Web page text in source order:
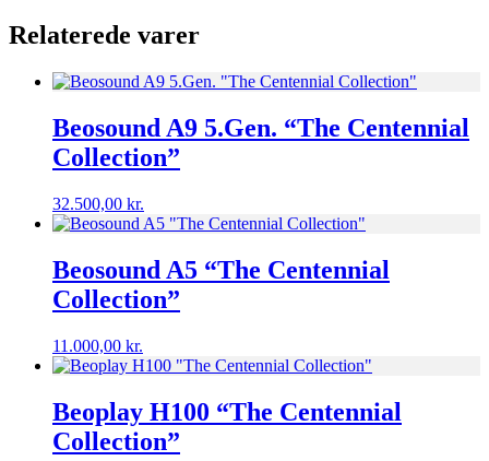
Relaterede varer
Beosound A9 5.Gen. “The Centennial
Collection”
32.500,00 kr.
Beosound A5 “The Centennial
Collection”
11.000,00 kr.
Beoplay H100 “The Centennial
Collection”